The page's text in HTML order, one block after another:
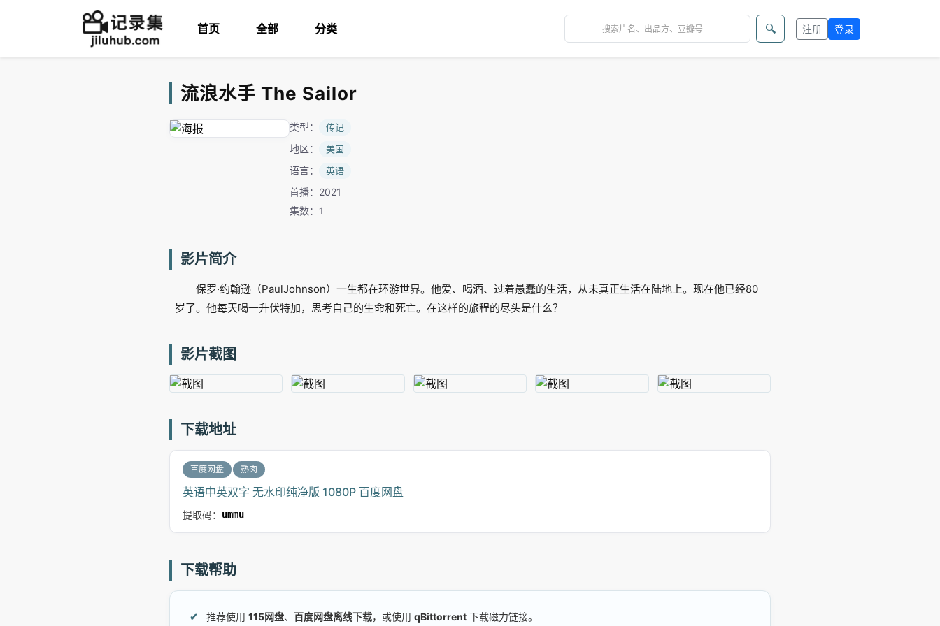
首页 全部 分类 🔍 注册 登录
流浪水手 The Sailor
类型： 传记
地区： 美国
语言： 英语
首播：2021
集数：1
影片简介
保罗·约翰逊（PaulJohnson）一生都在环游世界。他爱、喝酒、过着愚蠢的生活，从未真正生活在陆地上。现在他已经80
岁了。他每天喝一升伏特加，思考自己的生命和死亡。在这样的旅程的尽头是什么？
影片截图
下载地址
百度网盘 熟肉
英语中英双字 无水印纯净版 1080P 百度网盘
提取码： ummu
下载帮助
推荐使用 115网盘、 百度网盘离线下载，或使用 qBittorrent 下载磁力链接。